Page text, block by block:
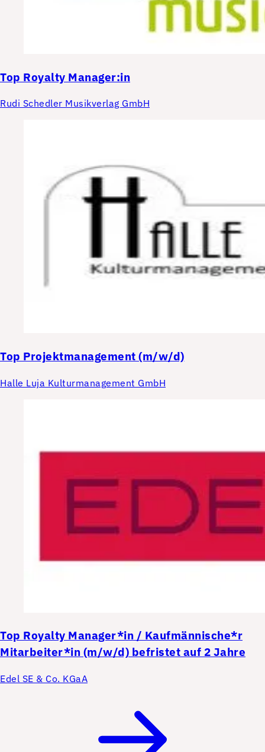
Top Royalty Manager:in
Rudi Schedler Musikverlag GmbH
Top Projektmanagement (m/w/d)
Halle Luja Kulturmanagement GmbH
Top Royalty Manager*in / Kaufmännische*r
Mitarbeiter*in (m/w/d) befristet auf 2 Jahre
Edel SE & Co. KGaA